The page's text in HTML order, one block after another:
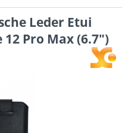
Leder Etui
Pro Max (6.7")